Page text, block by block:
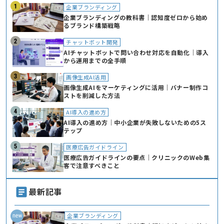
企業ブランディング
企業ブランディングの教科書｜認知度ゼロから始め
るブランド構築戦略
チャットボット開発
AIチャットボットで問い合わせ対応を自動化｜導入
から運用までの全手順
画像生成AI活用
画像生成AIをマーケティングに活用｜バナー制作コ
ストを削減した方法
AI導入の進め方
AI導入の進め方｜中小企業が失敗しないための5ス
テップ
医療広告ガイドライン
医療広告ガイドラインの要点｜クリニックのWeb集
客で注意すべきこと
最新記事
企業ブランディング